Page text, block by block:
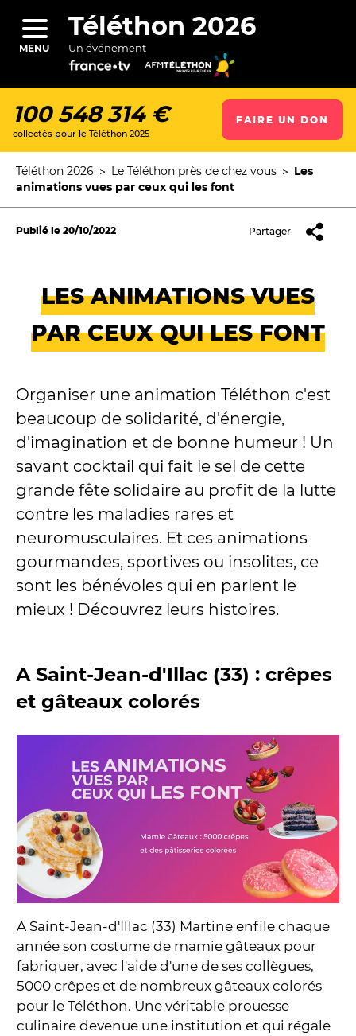
contenu
principal
MENU
Téléthon 2026
Un événement
100 548 314 €
collectés pour le Téléthon 2025
FAIRE UN DON
Fil
Téléthon 2026 Le Téléthon près de chez vous
Les
animations vues par ceux qui les font
Publié le 20/10/2022 Partager
LES ANIMATIONS VUES
PAR CEUX QUI LES FONT
Organiser une animation Téléthon c'est
beaucoup de solidarité, d'énergie,
d'imagination et de bonne humeur ! Un
savant cocktail qui fait le sel de cette
grande fête solidaire au profit de la lutte
contre les maladies rares et
neuromusculaires. Et ces animations
gourmandes, sportives ou insolites, ce
sont les bénévoles qui en parlent le
mieux ! Découvrez leurs histoires.
A Saint-Jean-d'Illac (33) : crêpes
et gâteaux colorés
A Saint-Jean-d'Illac (33) Martine enfile chaque
année son costume de mamie gâteaux pour
fabriquer, avec l'aide d'une de ses collègues,
5000 crêpes et de nombreux gâteaux colorés
pour le Téléthon. Une véritable prouesse
culinaire devenue une institution et qui régale